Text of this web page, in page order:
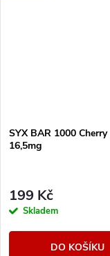
SYX BAR 1000 Cherry
16,5mg
199 Kč
Skladem
DO KOŠÍKU